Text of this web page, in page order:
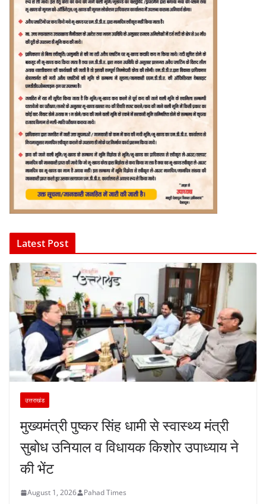
Latest Post
उत्तराखंड
मुख्यमंत्री पुष्कर सिंह धामी से स्वास्थ्य मंत्री
सुबोध उनियाल व विधायक किशोर उपाध्याय ने
की भेंट
August 1, 2026 Pahad Times